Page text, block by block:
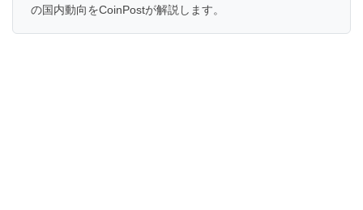
の国内動向をCoinPostが解説します。